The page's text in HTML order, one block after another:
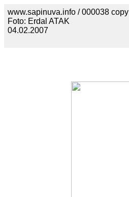
www.sapinuva.info / 000038 copy
Foto: Erdal ATAK
04.02.2007